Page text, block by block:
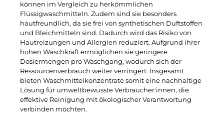
können im Vergleich zu herkömmlichen
Flüssigwaschmitteln. Zudem sind sie besonders
hautfreundlich, da sie frei von synthetischen Duftstoffen
und Bleichmitteln sind. Dadurch wird das Risiko von
Hautreizungen und Allergien reduziert. Aufgrund ihrer
hohen Waschkraft ermöglichen sie geringere
Dosiermengen pro Waschgang, wodurch sich der
Ressourcenverbrauch weiter verringert. Insgesamt
bieten Waschmittelkonzentrate somit eine nachhaltige
Lösung für umweltbewusste Verbraucher:innen, die
effektive Reinigung mit ökologischer Verantwortung
verbinden möchten.